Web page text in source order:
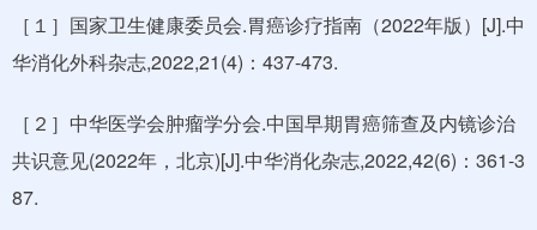
［１］国家卫生健康委员会.胃癌诊疗指南（2022年版）[J].中
华消化外科杂志,2022,21(4)：437-473.
［２］中华医学会肿瘤学分会.中国早期胃癌筛查及内镜诊治
共识意见(2022年，北京)[J].中华消化杂志,2022,42(6)：361-3
87.